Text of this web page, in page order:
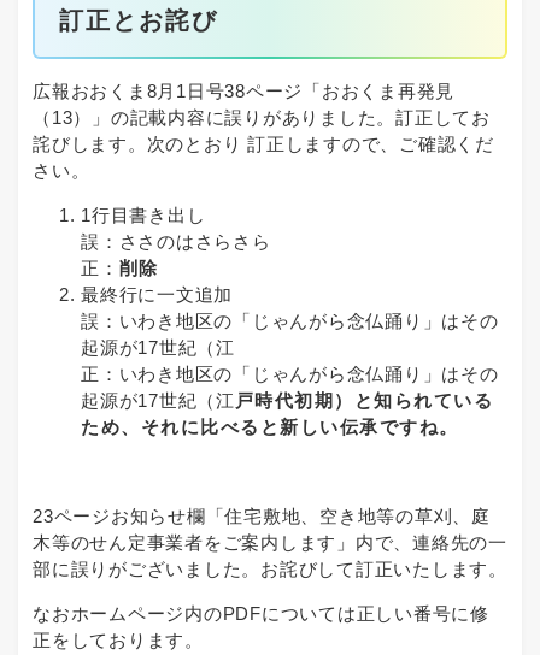
訂正とお詫び
広報おおくま8月1日号38ページ「おおくま再発見
（13）」の記載内容に誤りがありました。訂正してお
詫びします。次のとおり 訂正しますので、ご確認くだ
さい。
1行目書き出し
誤：ささのはさらさら
正： 削除
最終行に一文追加
誤：いわき地区の「じゃんがら念仏踊り」はその
起源が17世紀（江
正：いわき地区の「じゃんがら念仏踊り」はその
起源が17世紀（江 戸時代初期）と知られている
ため、それに比べると新しい伝承ですね。
23ページお知らせ欄「住宅敷地、空き地等の草刈、庭
木等のせん定事業者をご案内します」内で、連絡先の一
部に誤りがございました。お詫びして訂正いたします。
なおホームページ内のPDFについては正しい番号に修
正をしております。